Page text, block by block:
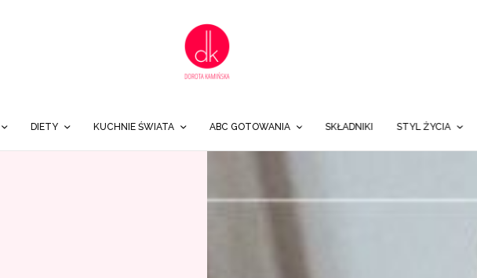
DIETY KUCHNIE ŚWIATA ABC GOTOWANIA SKŁADNIKI STYL ŻYCIA